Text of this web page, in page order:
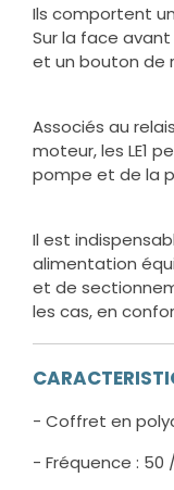
Ils comportent
Sur la face
et un bouton de
Associés au
moteur, les LE1
pompe et de la
Il est
alimentation
et de
les cas, en
- Coffret en
- Fréquence : 50